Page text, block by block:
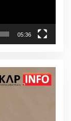
05:36